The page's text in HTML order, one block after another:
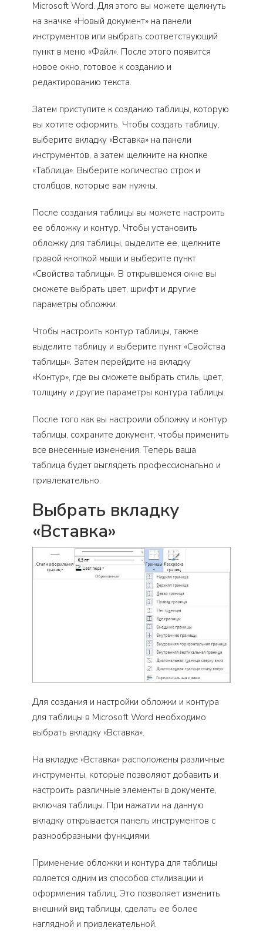
Microsoft Word. Для этого вы можете щелкнуть
на значке «Новый документ» на панели
инструментов или выбрать соответствующий
пункт в меню «Файл». После этого появится
новое окно, готовое к созданию и
редактированию текста.
Затем приступите к созданию таблицы, которую
вы хотите оформить. Чтобы создать таблицу,
выберите вкладку «Вставка» на панели
инструментов, а затем щелкните на кнопке
«Таблица». Выберите количество строк и
столбцов, которые вам нужны.
После создания таблицы вы можете настроить
ее обложку и контур. Чтобы установить
обложку для таблицы, выделите ее, щелкните
правой кнопкой мыши и выберите пункт
«Свойства таблицы». В открывшемся окне вы
сможете выбрать цвет, шрифт и другие
параметры обложки.
Чтобы настроить контур таблицы, также
выделите таблицу и выберите пункт «Свойства
таблицы». Затем перейдите на вкладку
«Контур», где вы сможете выбрать стиль, цвет,
толщину и другие параметры контура таблицы.
После того как вы настроили обложку и контур
таблицы, сохраните документ, чтобы применить
все внесенные изменения. Теперь ваша
таблица будет выглядеть профессионально и
привлекательно.
Выбрать вкладку
«Вставка»
Для создания и настройки обложки и контура
для таблицы в Microsoft Word необходимо
выбрать вкладку «Вставка».
На вкладке «Вставка» расположены различные
инструменты, которые позволяют добавить и
настроить различные элементы в документе,
включая таблицы. При нажатии на данную
вкладку открывается панель инструментов с
разнообразными функциями.
Применение обложки и контура для таблицы
является одним из способов стилизации и
оформления таблиц. Это позволяет изменить
внешний вид таблицы, сделать ее более
наглядной и привлекательной.